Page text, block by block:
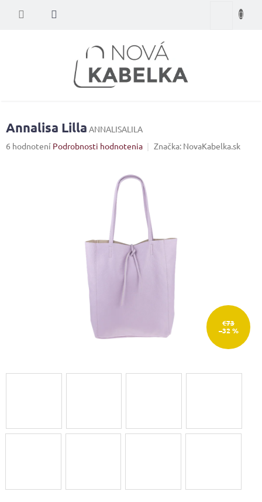
Nákupný
Annalisa Lilla ANNALISALILA
Priemerné
6 hodnotení Podrobnosti hodnotenia Značka: NovaKabelka.sk
€73
–32 %